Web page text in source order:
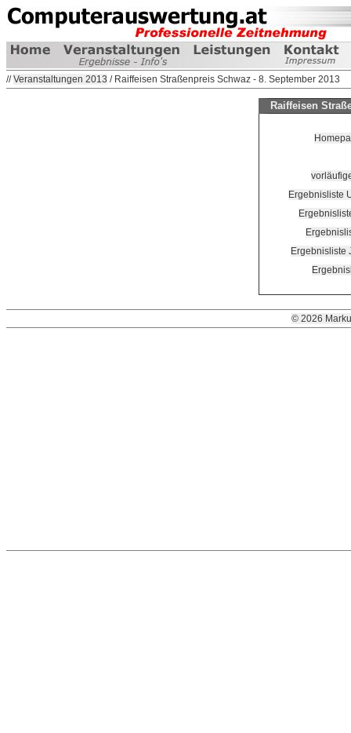
//Veranstaltungen 2013 / Raiffeisen Straßenpreis Schwaz - 8. September 2013
Raiffeisen
Ergebnisliste
Ergebnisliste
© 2026